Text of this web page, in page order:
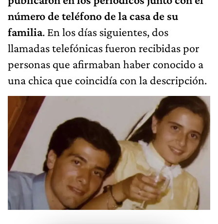
número de teléfono de la casa de su
familia. En los días siguientes, dos
llamadas telefónicas fueron recibidas por
personas que afirmaban haber conocido a
una chica que coincidía con la descripción.